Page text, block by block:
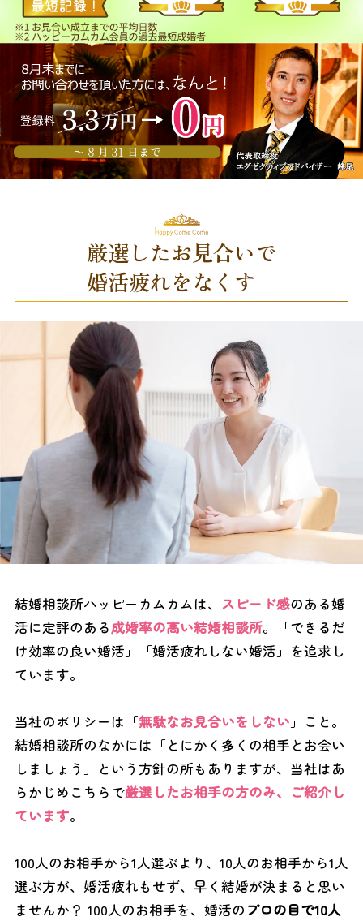
厳選したお見合いで
婚活疲れをなくす
結婚相談所ハッピーカムカムは、 スピード感のある婚
活に定評のある成婚率の高い結婚相談所。「できるだ
け効率の良い婚活」「婚活疲れしない婚活」を追求し
ています。
当社のポリシーは「無駄なお見合いをしない 」こと。
結婚相談所のなかには「とにかく多くの相手とお会い
しましょう」という方針の所もありますが、当社はあ
らかじめこちらで厳選したお相手の方のみ、ご紹介し
ています。
100人のお相手から1人選ぶより、10人のお相手から1人
選ぶ方が、婚活疲れもせず、早く結婚が決まると思い
ませんか？ 100人のお相手を、婚活の プロの目で10人